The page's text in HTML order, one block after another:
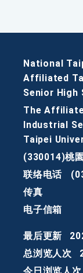
National
Affiliated
Senior High
The
Industrial
Taipei
(330014)桃
联络电话
传真
电子信箱
最后更新
总浏览人次